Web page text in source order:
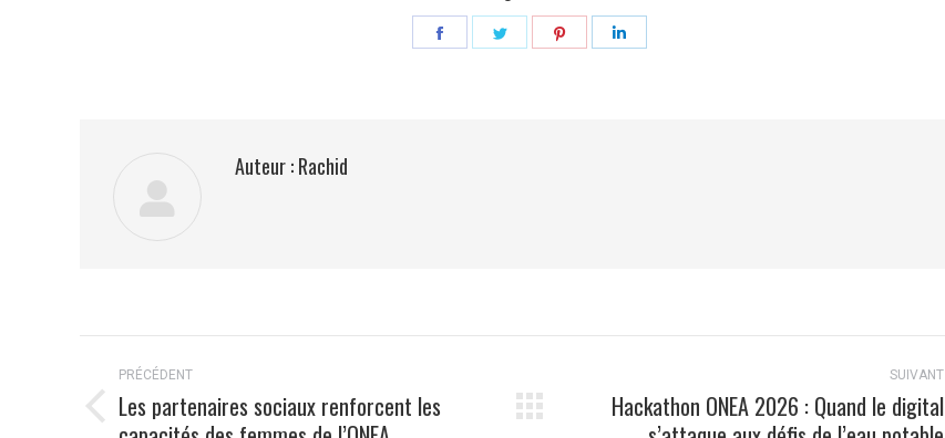
PartagerPartager Partager
Auteur :Rachid
Navigation
article
PRÉCÉDENT
Article
Les partenaires sociaux renforcent les
SUIVANT
ArticleHackathon ONEA 2026 : Quand le digital